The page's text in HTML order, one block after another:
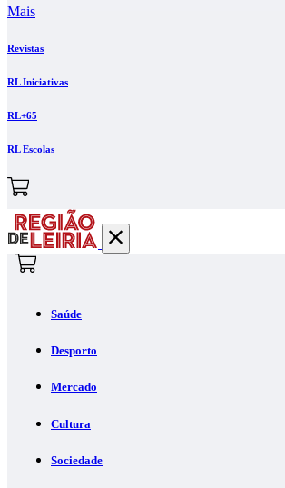
Mais
Revistas
RL Iniciativas
RL+65
RL Escolas
Saúde
Desporto
Mercado
Cultura
Sociedade